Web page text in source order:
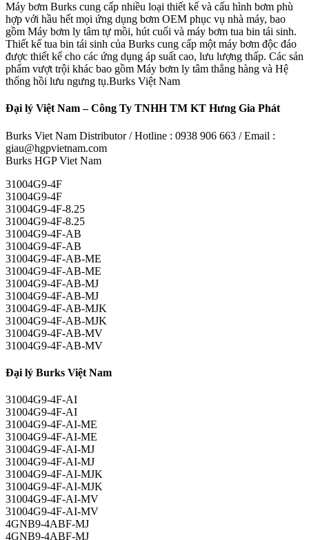
Máy bơm Burks cung cấp nhiều loại thiết kế và cấu hình bơm phù
hợp với hầu hết mọi ứng dụng bơm OEM phục vụ nhà máy, bao
gồm Máy bơm ly tâm tự mồi, hút cuối và máy bơm tua bin tái sinh.
Thiết kế tua bin tái sinh của Burks cung cấp một máy bơm độc đáo
được thiết kế cho các ứng dụng áp suất cao, lưu lượng thấp. Các sản
phẩm vượt trội khác bao gồm Máy bơm ly tâm thẳng hàng và Hệ
thống hồi lưu ngưng tụ.Burks Việt Nam
Đại lý Việt Nam – Công Ty TNHH TM KT Hưng Gia Phát
Burks Viet Nam Distributor / Hotline : 0938 906 663 / Email :
giau@hgpvietnam.com
Burks HGP Viet Nam
31004G9-4F
31004G9-4F
31004G9-4F-8.25
31004G9-4F-8.25
31004G9-4F-AB
31004G9-4F-AB
31004G9-4F-AB-ME
31004G9-4F-AB-ME
31004G9-4F-AB-MJ
31004G9-4F-AB-MJ
31004G9-4F-AB-MJK
31004G9-4F-AB-MJK
31004G9-4F-AB-MV
31004G9-4F-AB-MV
Đại lý Burks Việt Nam
31004G9-4F-AI
31004G9-4F-AI
31004G9-4F-AI-ME
31004G9-4F-AI-ME
31004G9-4F-AI-MJ
31004G9-4F-AI-MJ
31004G9-4F-AI-MJK
31004G9-4F-AI-MJK
31004G9-4F-AI-MV
31004G9-4F-AI-MV
4GNB9-4ABF-MJ
4GNB9-4ABF-MJ